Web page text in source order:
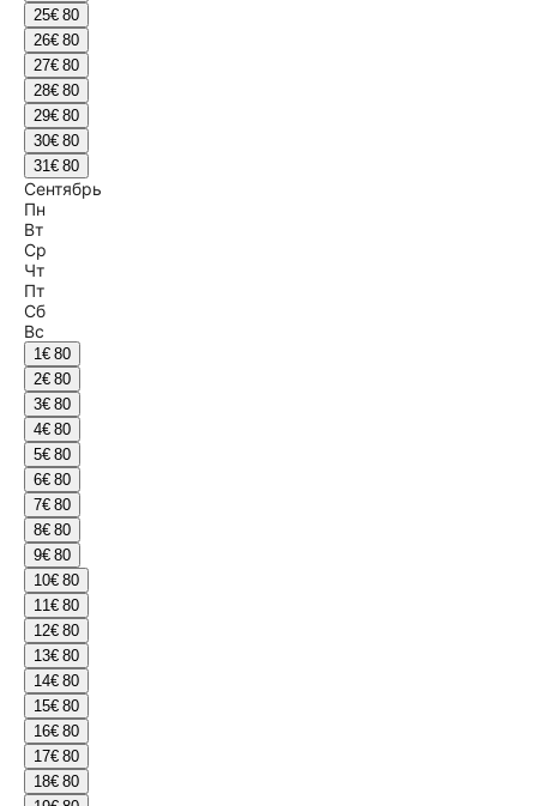
25€ 80
26€ 80
27€ 80
28€ 80
29€ 80
30€ 80
31€ 80
Сентябрь
Пн
Вт
Ср
Чт
Пт
Сб
Вс
1€ 80
2€ 80
3€ 80
4€ 80
5€ 80
6€ 80
7€ 80
8€ 80
9€ 80
10€ 80
11€ 80
12€ 80
13€ 80
14€ 80
15€ 80
16€ 80
17€ 80
18€ 80